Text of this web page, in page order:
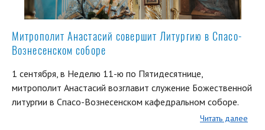
Митрополит Анастасий совершит Литургию в Спасо-
Вознесенском соборе
1 сентября, в Неделю 11-ю по Пятидесятнице,
митрополит Анастасий возглавит служение Божественной
литургии в Спасо-Вознесенском кафедральном соборе.
Читать далее